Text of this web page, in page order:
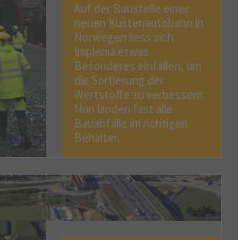
Auf der Baustelle einer
neuen Küstenautobahn in
Norwegen liess sich
Implenia etwas
Besonderes einfallen, um
die Sortierung der
Wertstoffe zu verbessern.
Nun landen fast alle
Bauabfälle im richtigen
Behälter.